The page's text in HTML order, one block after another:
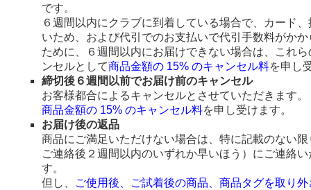
です。
６週間以内にクラブに到着している場合で、カード
いため、および代引でのお支払いで代引手数料がか
ために、６週間以内にお届けできない場合は、これ
ンセルとして商品金額の 15% のキャンセル料を申し
締切後６週間以前でお届け前のキャンセル
お客様都合によるキャンセルとさせていただきます。
商品金額の 15% のキャンセル料を申し受けます。
お届け後の返品
商品にご満足いただけない場合は、特に記載のない
ご連絡後２週間以内のいずれか早いほう）にご連絡
す。
但し、
ご使用後、ご試着後の商品、商品タグを取り